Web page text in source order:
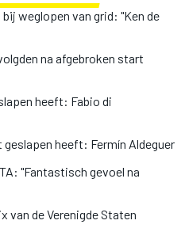
weglopen van grid: "Ken de
na afgebroken start
heeft: Fabio di
heeft: Fermín Aldeguer
"Fantastisch gevoel na
van de Verenigde Staten